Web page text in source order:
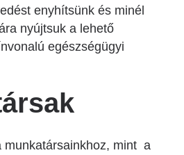
enyhítsünk és minél
nyújtsuk a lehető
egészségügyi
munkatársainkhoz, mint a